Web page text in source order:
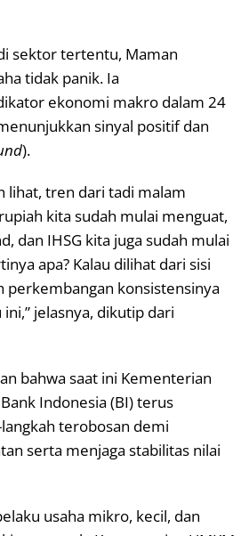
sektor tertentu, Maman
tidak panik. Ia
ekonomi makro dalam 24
sinyal positif dan
).
lihat, tren dari tadi malam
kita sudah mulai menguat,
dan IHSG kita juga sudah mulai
apa? Kalau dilihat dari sisi
perkembangan konsistensinya
jelasnya, dikutip dari
bahwa saat ini Kementerian
Indonesia (BI) terus
terobosan demi
serta menjaga stabilitas nilai
usaha mikro, kecil, dan